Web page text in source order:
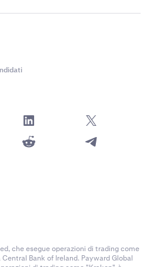
che esegue operazioni di trading come
Bank of Ireland. Payward Global